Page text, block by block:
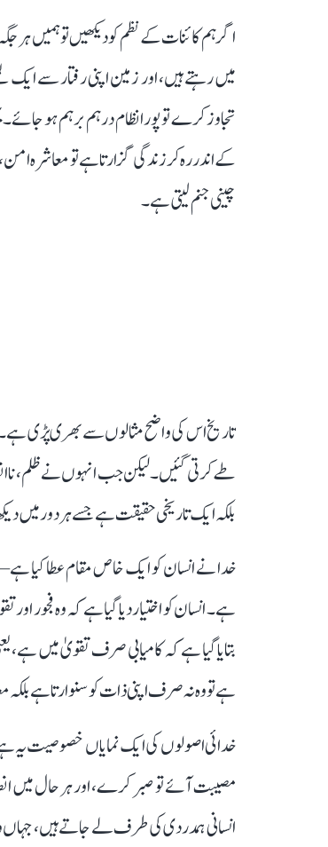
اگر ہم کائنات کے نظم کو دیکھیں تو ہمیں ہر
میں رہتے ہیں، اور زمین اپنی رفتار سے
تجاوز کرے تو پورا نظام درہم برہم ہو
کے اندر رہ کر زندگی گزارتا ہے تو معاشرہ
چینی جنم لیتی ہے۔
تاریخ اس کی واضح مثالوں سے بھری پڑی ہے۔
طے کرتی گئیں۔ لیکن جب انہوں نے ظلم،
بلکہ ایک تاریخی حقیقت ہے جسے ہر دور میں
خدا نے انسان کو ایک خاص مقام عطا کیا
ہے۔ انسان کو اختیار دیا گیا ہے کہ وہ
بتایا گیا ہے کہ کامیابی صرف تقویٰ میں
ہے تو وہ نہ صرف اپنی ذات کو سنوارتا ہے
خدائی اصولوں کی ایک نمایاں خصوصیت یہ
مصیبت آئے تو صبر کرے، اور ہر حال میں
انسانی ہمدردی کی طرف لے جاتے ہیں، جہاں